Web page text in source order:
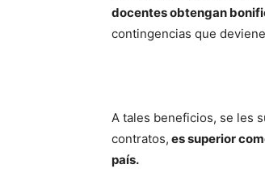
docentes obtengan
contingencias que
A tales beneficios, se les
contratos, es superior
país.